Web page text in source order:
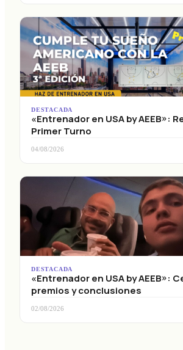
DESTACADA
«Entrenador en USA by AEEB»:
Primer Turno
04/08/2026
DESTACADA
«Entrenador en USA by AEEB»:
premios y conclusiones
02/08/2026